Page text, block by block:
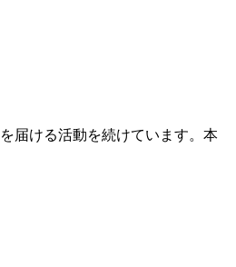
届ける活動を続けています。本